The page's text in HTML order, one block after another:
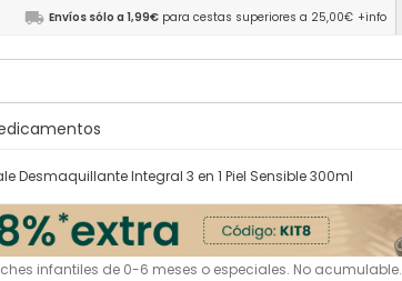
Envíos sólo a 1,99€ para cestas superiores a 25,00€ +info
Desmaquillante Integral 3 en 1 Piel Sensible 300ml
infantiles de 0-6 meses o especiales. No acumulable.